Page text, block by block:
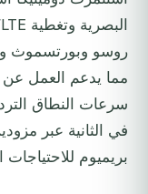
روسو وبورتسموث
مما يدعم العمل عن
بريميوم للاحتياجات